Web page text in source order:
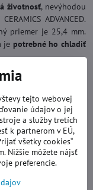
životnosť, nevýhodou
ADVANCED.
priemer je 25,4 mm.
je potrebné ho chladiť
tejto webovej
údajov o jej
a služby tretích
k partnerom v EÚ,
všetky cookies“
Nižšie môžete nájsť
preferencie.